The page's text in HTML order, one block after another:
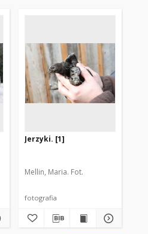
Jerzyki. [1]
Mellin, Maria. Fot.
fotografia